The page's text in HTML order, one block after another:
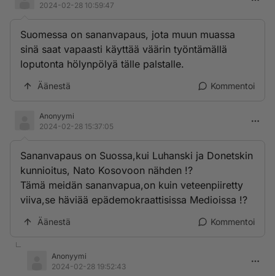
2024-02-28 10:59:47
Suomessa on sananvapaus, jota muun muassa
sinä saat vapaasti käyttää väärin työntämällä
loputonta hölynpölyä tälle palstalle.
Äänestä Kommentoi
Anonyymi
2024-02-28 15:37:05
Sananvapaus on Suossa,kui Luhanski ja Donetskin
kunnioitus, Nato Kosovoon nähden !?
Tämä meidän sananvapua,on kuin veteenpiiretty
viiva,se häviää epädemokraattisissa Medioissa !?
Äänestä Kommentoi
Anonyymi
2024-02-28 19:52:43